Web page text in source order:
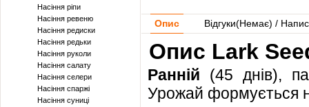
Насіння ріпи
Насіння ревеню
Насіння редиски
Насіння редьки
Насіння руколи
Насіння салату
Насіння селери
Насіння спаржі
Насіння суниці
Опис Відгуки(Немає) /
Опис Lark
Ранній (45 днів),
Урожай формується